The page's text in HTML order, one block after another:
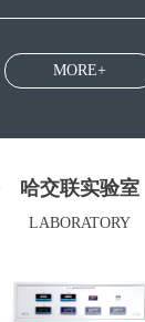
MORE+
哈交联实验室
LABORATORY